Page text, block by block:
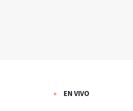
EN VIVO